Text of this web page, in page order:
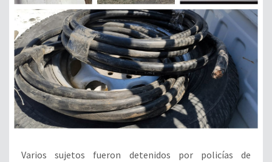
Varios sujetos fueron detenidos por policías de